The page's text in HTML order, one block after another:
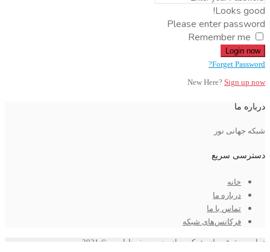
Looks good!
Please enter password
Remember me
Login now
Forget Password?
New Here? Sign up now
درباره ما
شبکه جهانی نور
دسترسی سریع
خانه
درباره ما
تماس با ما
فرکانس‌های شبکه
تمامی حقوق برای شبکه جهانی نور محفوظ است © 2021